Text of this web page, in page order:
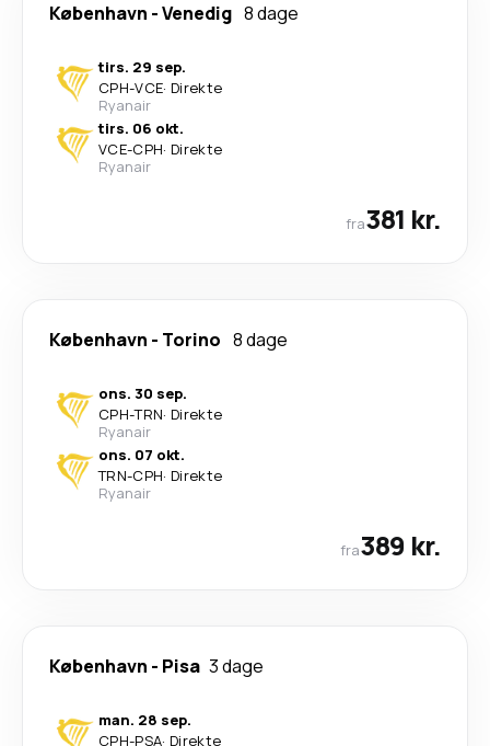
København -Venedig 8 dage
tirs. 29 sep.
CPH-VCE· Direkte
Ryanair
tirs. 06 okt.
VCE-CPH· Direkte
Ryanair
fra381 kr.
København - Torino 8 dage
ons. 30 sep.
CPH-TRN· Direkte
Ryanair
ons. 07 okt.
TRN-CPH· Direkte
Ryanair
fra389 kr.
København - Pisa 3 dage
man. 28 sep.
CPH-PSA· Direkte